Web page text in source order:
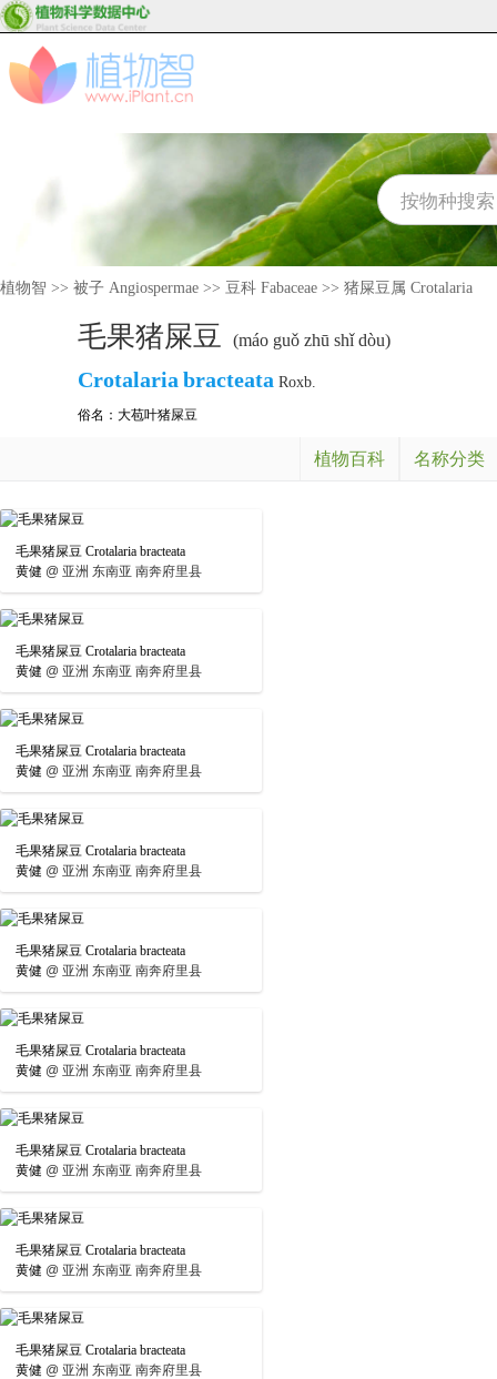
植物智 >> 被子 Angiospermae >> 豆科 Fabaceae >> 猪屎豆属 Crotalaria
毛果猪屎豆 (máo guǒ zhū shǐ dòu)
Crotalaria bracteata Roxb.
俗名： 大苞叶猪屎豆
植物百科 名称分类
毛果猪屎豆 Crotalaria bracteata
黄健 @ 亚洲 东南亚 南奔府里县
毛果猪屎豆 Crotalaria bracteata
黄健 @ 亚洲 东南亚 南奔府里县
毛果猪屎豆 Crotalaria bracteata
黄健 @ 亚洲 东南亚 南奔府里县
毛果猪屎豆 Crotalaria bracteata
黄健 @ 亚洲 东南亚 南奔府里县
毛果猪屎豆 Crotalaria bracteata
黄健 @ 亚洲 东南亚 南奔府里县
毛果猪屎豆 Crotalaria bracteata
黄健 @ 亚洲 东南亚 南奔府里县
毛果猪屎豆 Crotalaria bracteata
黄健 @ 亚洲 东南亚 南奔府里县
毛果猪屎豆 Crotalaria bracteata
黄健 @ 亚洲 东南亚 南奔府里县
毛果猪屎豆 Crotalaria bracteata
黄健 @ 亚洲 东南亚 南奔府里县